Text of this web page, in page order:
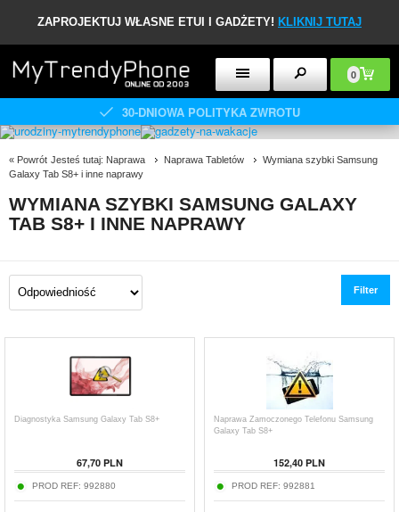
ZAPROJEKTUJ WŁASNE ETUI I GADŻETY! KLIKNIJ TUTAJ
0
30-DNIOWA POLITYKA ZWROTU
« Powrót Jesteś tutaj: Naprawa Naprawa Tabletów
Wymiana szybki Samsung
Galaxy Tab S8+ i inne naprawy
WYMIANA SZYBKI SAMSUNG GALAXY
TAB S8+ I INNE NAPRAWY
Filter
Diagnostyka Samsung Galaxy Tab S8+
67,70 PLN
PROD REF: 992880
Naprawa Zamoczonego Telefonu Samsung
Galaxy Tab S8+
152,40 PLN
PROD REF: 992881